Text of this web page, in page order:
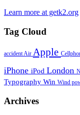
Learn more at getk2.org
Tag Cloud
accidentAir Apple
iPhone iPod London
Typography Win Wind
Archives